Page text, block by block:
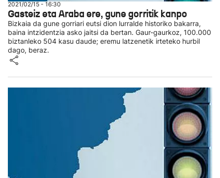
2021/02/15 - 16:30
Gasteiz eta Araba ere, gune gorritik kanpo
Bizkaia da gune gorriari eutsi dion lurralde historiko bakarra,
baina intzidentzia asko jaitsi da bertan. Gaur-gaurkoz, 100.000
biztanleko 504 kasu daude; eremu latzenetik irteteko hurbil
dago, beraz.